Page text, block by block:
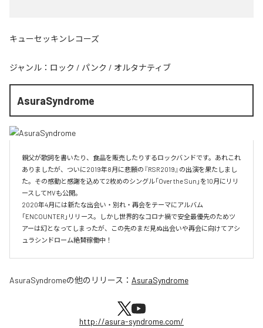
キューセッキンレコーズ
ジャンル： ロック / パンク / オルタナティブ
AsuraSyndrome
親父が歌詞を書いたり、食品を販売したりするロックバンドです。あれこれ
ありましたが、ついに2019年8月に悲願の『RSR2019』の出演を果たしまし
た。その感動と感謝を込めて2枚めのシングル「Over the Sun」を10月にリリ
ースしてMVも公開。
2020年4月には新たな出会い・別れ・再会をテーマにアルバム
「ENCOUNTER」リリース。しかし世界的なコロナ禍で安全最優先のためツ
アーは幻となってしまったが、この先のまだ見ぬ出会いや再会に向けてアシ
ュラシンドローム絶賛稼働中！
AsuraSyndromeの他のリリース： AsuraSyndrome
http://asura-syndrome.com/